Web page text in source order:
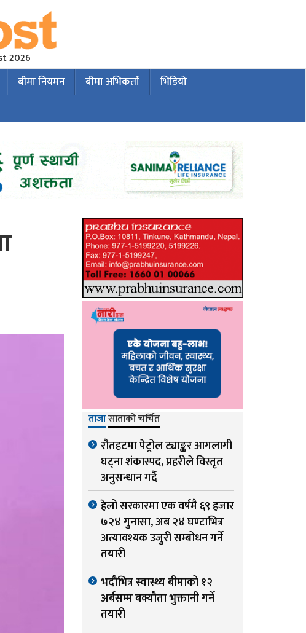
2026
बीमा नियमन बीमा अभिकर्ता
भिडियो
ताजासाताको चर्चित
रौतहटमा पेट्रोल ट्याङ्कर आगलागी
घट्ना शंकास्पद, प्रहरीले विस्तृत
अनुसन्धान गर्दै
हेलो सरकारमा एक वर्षमै ६९ हजार
७२४ गुनासा, अब २४ घण्टाभित्र
अत्यावश्यक उजुरी सम्बोधन गर्ने
तयारी
भदौभित्र स्वास्थ्य बीमाको १२
अर्बसम्म बक्यौता भुक्तानी गर्ने
तयारी